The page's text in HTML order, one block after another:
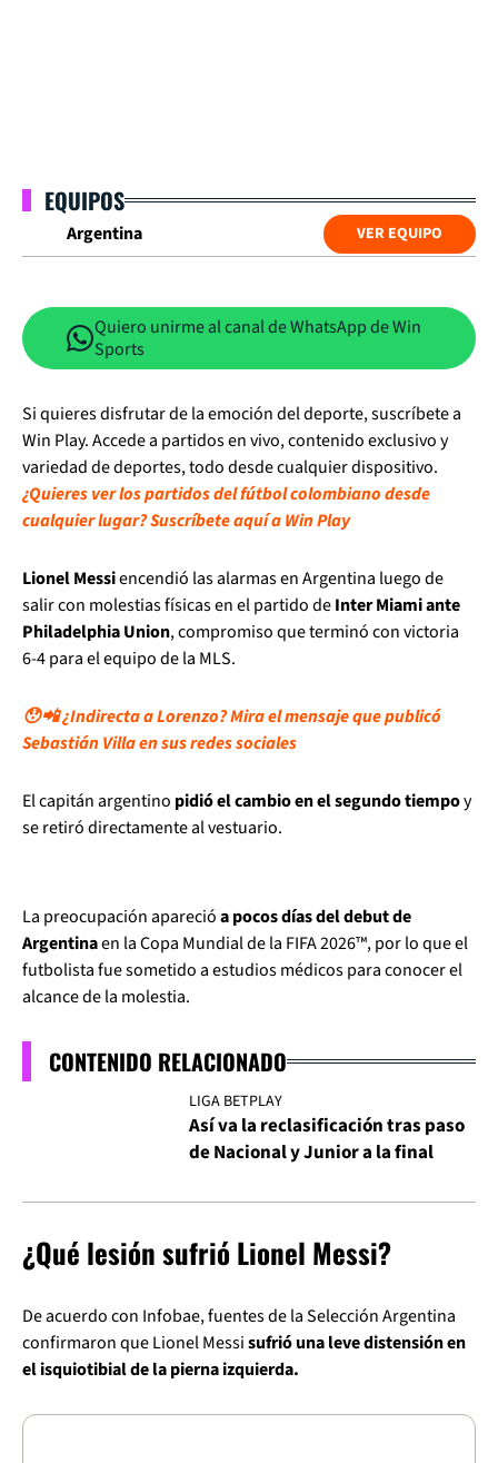
EQUIPOS
Argentina VER EQUIPO
Quiero unirme al canal de WhatsApp de Win
Sports
Si quieres disfrutar de la emoción del deporte, suscríbete a
Win Play. Accede a partidos en vivo, contenido exclusivo y
variedad de deportes, todo desde cualquier dispositivo.
¿Quieres ver los partidos del fútbol colombiano desde
cualquier lugar? Suscríbete aquí a Win Play
Lionel Messiencendió las alarmas en Argentina luego de
salir con molestias físicas en el partido deInter Miami ante
Philadelphia Union, compromiso que terminó con victoria
6-4 para el equipo de la MLS.
😯📲 ¿Indirecta a Lorenzo? Mira el mensaje que publicó
Sebastián Villa en sus redes sociales
El capitán argentino pidió el cambio en el segundo tiempoy
se retiró directamente al vestuario.
La preocupación aparecióa pocos días del debut de
Argentinaen la Copa Mundial de la FIFA 2026™, por lo que el
futbolista fue sometido a estudios médicos para conocer el
alcance de la molestia.
CONTENIDO RELACIONADO
LIGA BETPLAY
Así va la reclasificación tras paso
de Nacional y Junior a la final
¿Qué lesión sufrió Lionel Messi?
De acuerdo con Infobae, fuentes de la Selección Argentina
confirmaron que Lionel Messisufrió una leve distensión en
el isquiotibial de la pierna izquierda.